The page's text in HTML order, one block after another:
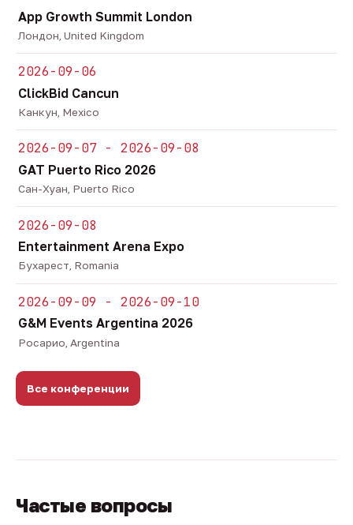
App Growth Summit London
Лондон, United Kingdom
2026-09-06
ClickBid Cancun
Канкун, Mexico
2026-09-07 - 2026-09-08
GAT Puerto Rico 2026
Сан-Хуан, Puerto Rico
2026-09-08
Entertainment Arena Expo
Бухарест, Romania
2026-09-09 - 2026-09-10
G&M Events Argentina 2026
Росарио, Argentina
Все конференции
Частые вопросы